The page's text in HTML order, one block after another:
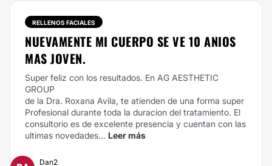
RELLENOS FACIALES
NUEVAMENTE MI CUERPO SE VE 10 ANIOS
MAS JOVEN.
Super feliz con los resultados. En AG AESTHETIC
GROUP
de la Dra. Roxana Avila, te atienden de una forma super
Profesional durante toda la duracion del tratamiento. El
consultorio es de excelente presencia y cuentan con las
ultimas novedades... Leer más
Dan2